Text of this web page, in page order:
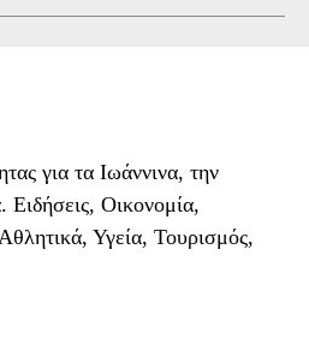
για τα Ιωάννινα, την
Οικονομία,
Υγεία, Τουρισμός,